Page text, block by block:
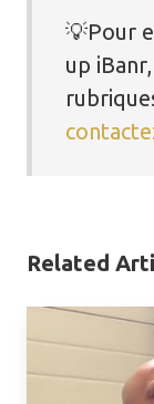
💡Pour
up
Related